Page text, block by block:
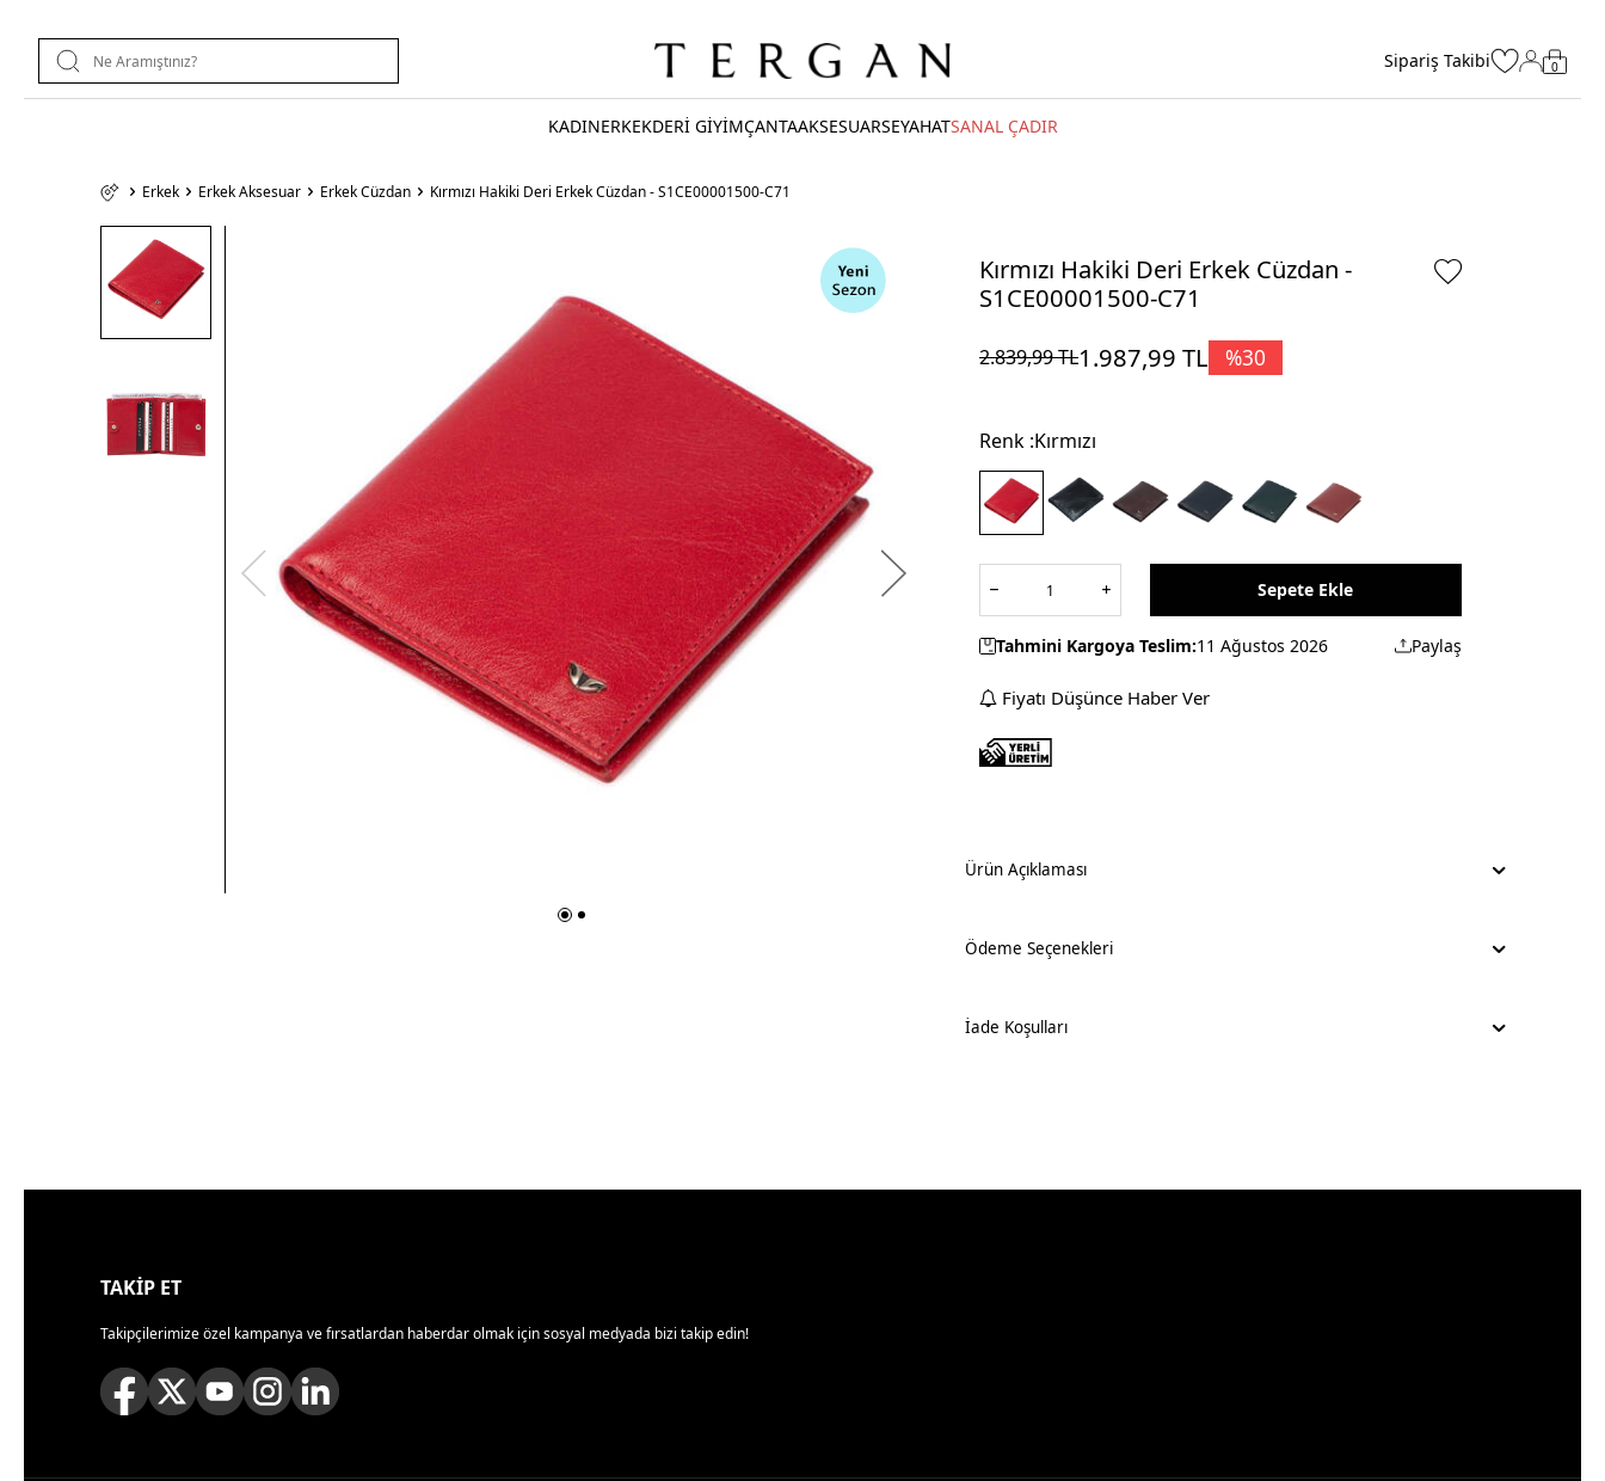
Sipariş Takibi 0
KADINERKEKDERİ GİYİMÇANTAAKSESUARSEYAHATSANAL ÇADIR
Erkek Erkek Aksesuar Erkek Cüzdan Kırmızı Hakiki Deri Erkek Cüzdan - S1CE00001500-C71
Kırmızı Hakiki Deri Erkek Cüzdan -
S1CE00001500-C71
2.839,99TL1.987,99 TL %30
Renk :Kırmızı
Sepete Ekle
Tahmini Kargoya Teslim:11 Ağustos 2026 Paylaş
Fiyatı Düşünce Haber Ver
Ürün Açıklaması
Ödeme Seçenekleri
İade Koşulları
TAKİP ET
Takipçilerimize özel kampanya ve fırsatlardan haberdar olmak için sosyal medyada bizi takip edin!